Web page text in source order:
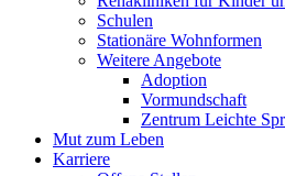
Schulen
Stationäre Wohnformen
Weitere Angebote
Adoption
Vormundschaft
Zentrum Leichte
Mut zum Leben
Karriere